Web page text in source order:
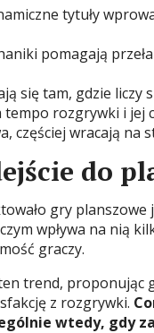
tytuły
pomagają
się tam, gdzie liczy
rozgrywki i jej
częściej wracają na
do
gry
wpływa na nią
graczy.
trend, proponując
z rozgrywki.
wtedy, gdy